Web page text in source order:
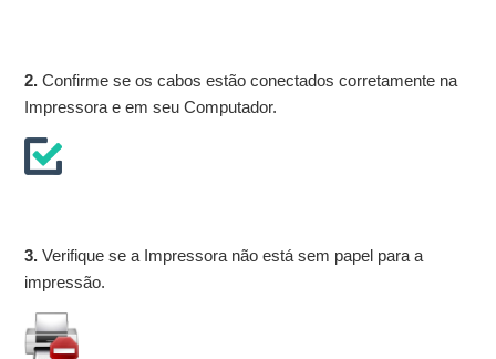
2.Confirme se os cabos estão conectados corretamente na
Impressora e em seu Computador.
3.Verifique se a Impressora não está sem papel para a
impressão.